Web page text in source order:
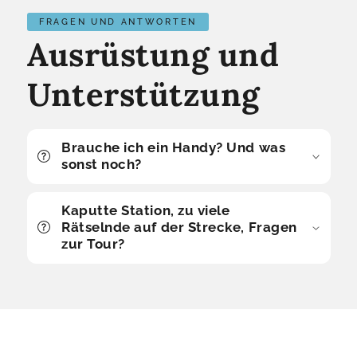
FRAGEN UND ANTWORTEN
Ausrüstung und
Unterstützung
Brauche ich ein Handy? Und was
sonst noch?
Kaputte Station, zu viele
Rätselnde auf der Strecke, Fragen
zur Tour?